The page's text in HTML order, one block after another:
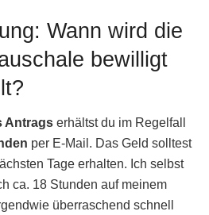
Wann wird die
bewilligt
Antrags erhältst du im Regelfall
per E-Mail. Das Geld solltest
Tage erhalten. Ich selbst
ca. 18 Stunden auf meinem
überraschend schnell